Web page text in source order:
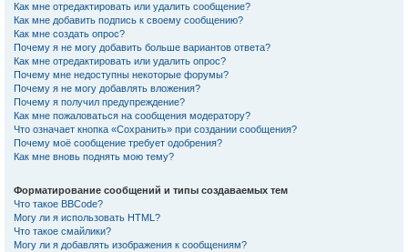
Как мне отредактировать или удалить сообщение?
Как мне добавить подпись к своему сообщению?
Как мне создать опрос?
Почему я не могу добавить больше вариантов ответа?
Как мне отредактировать или удалить опрос?
Почему мне недоступны некоторые форумы?
Почему я не могу добавлять вложения?
Почему я получил предупреждение?
Как мне пожаловаться на сообщения модератору?
Что означает кнопка «Сохранить» при создании сообщения?
Почему моё сообщение требует одобрения?
Как мне вновь поднять мою тему?
Форматирование сообщений и типы создаваемых тем
Что такое BBCode?
Могу ли я использовать HTML?
Что такое смайлики?
Могу ли я добавлять изображения к сообщениям?